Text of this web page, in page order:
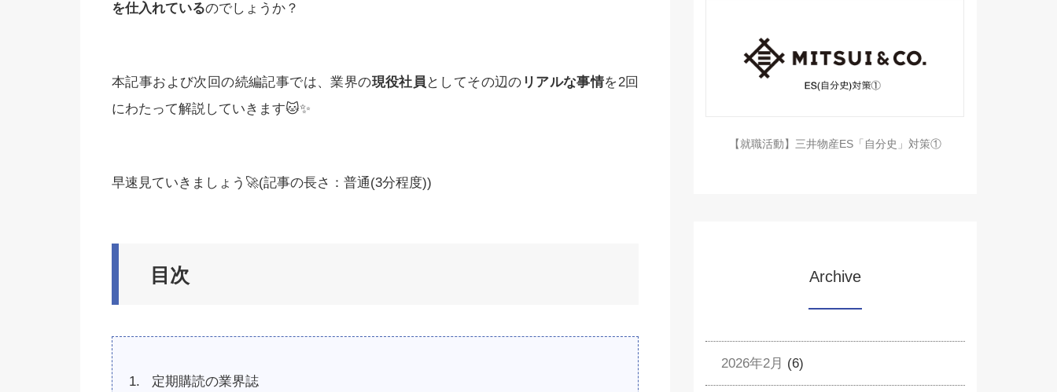
を仕入れているのでしょうか？
本記事および次回の続編記事では、業界の現役社員 としてその辺の リアルな事情を2回
にわたって解説していきます🐱✨
早速見ていきましょう🚀(記事の長さ：普通(3分程度))
目次
定期購読の業界誌
【就職活動】三井物産ES「自分史」対策①
Archive
2026年2月 (6)